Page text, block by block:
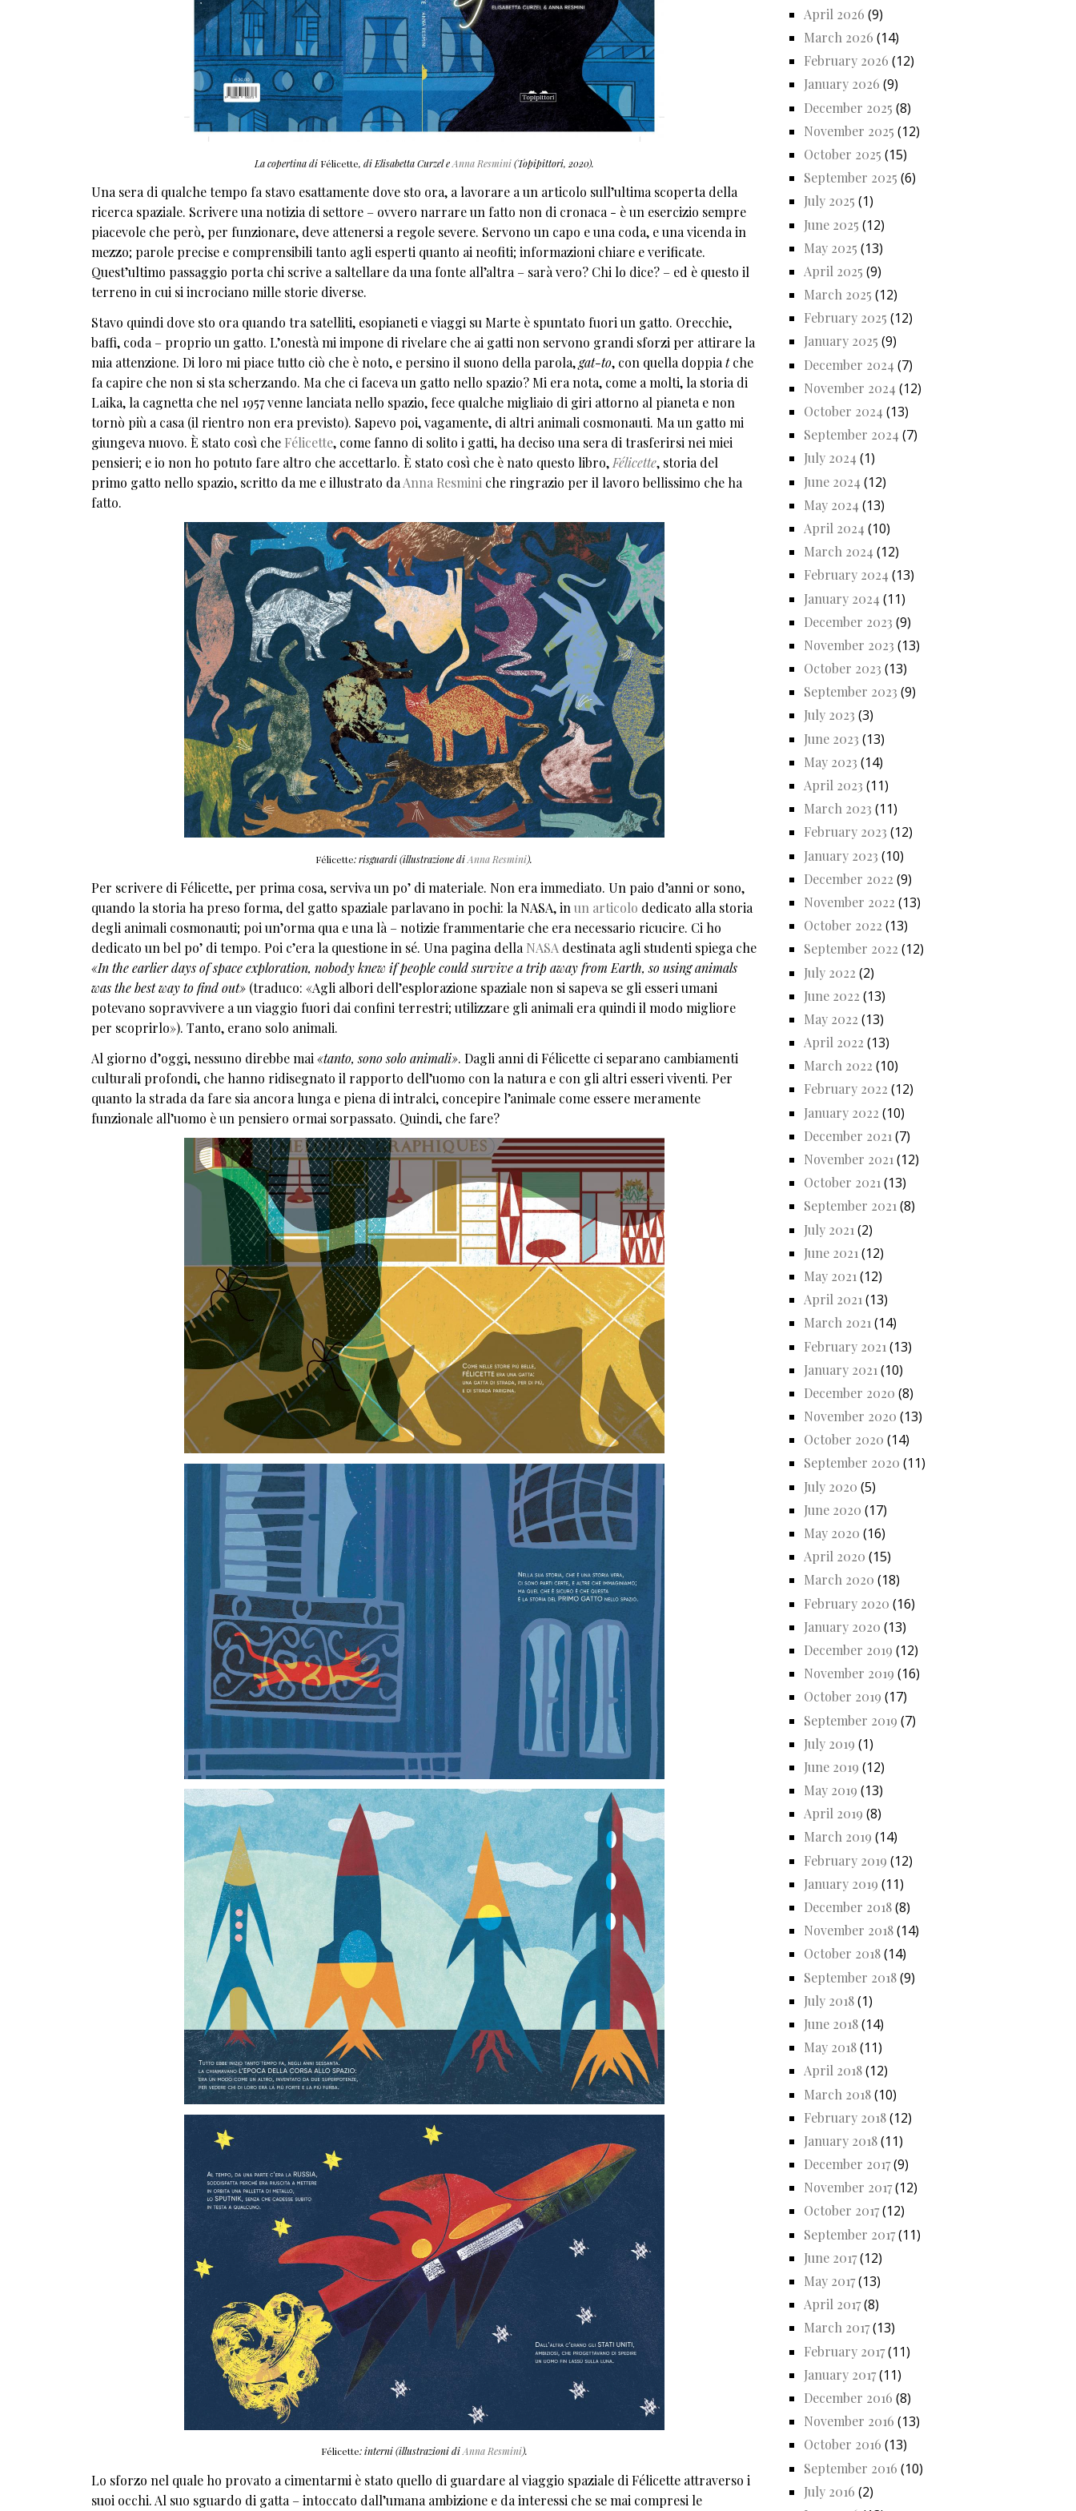
La copertina di Félicette, di Elisabetta Curzel eAnna Resmini(Topipittori, 2020).
Una sera di qualche tempo fa stavo esattamente dove sto ora, a lavorare a un articolo sull’ultima scoperta della
ricerca spaziale. Scrivere una notizia di settore – ovvero narrare un fatto non di cronaca - è un esercizio sempre
piacevole che però, per funzionare, deve attenersi a regole severe. Servono un capo e una coda, e una vicenda in
mezzo; parole precise e comprensibili tanto agli esperti quanto ai neofiti; informazioni chiare e verificate.
Quest’ultimo passaggio porta chi scrive a saltellare da una fonte all’altra – sarà vero? Chi lo dice? – ed è questo il
terreno in cui si incrociano mille storie diverse.
Stavo quindi dove sto ora quando tra satelliti, esopianeti e viaggi su Marte è spuntato fuori un gatto. Orecchie,
baffi, coda – proprio un gatto. L’onestà mi impone di rivelare che ai gatti non servono grandi sforzi per attirare la
mia attenzione. Di loro mi piace tutto ciò che è noto, e persino il suono della parola,gat-to, con quella doppia tche
fa capire che non si sta scherzando. Ma che ci faceva un gatto nello spazio? Mi era nota, come a molti, la storia di
Laika, la cagnetta che nel 1957 venne lanciata nello spazio, fece qualche migliaio di giri attorno al pianeta e non
tornò più a casa (il rientro non era previsto). Sapevo poi, vagamente, di altri animali cosmonauti. Ma un gatto mi
giungeva nuovo. È stato così che Félicette, come fanno di solito i gatti, ha deciso una sera di trasferirsi nei miei
pensieri; e io non ho potuto fare altro che accettarlo. È stato così che è nato questo libro, Félicette, storia del
primo gatto nello spazio, scritto da me e illustrato da Anna Resmini che ringrazio per il lavoro bellissimo che ha
fatto.
Félicette: risguardi (illustrazione diAnna Resmini).
Per scrivere di Félicette, per prima cosa, serviva un po’ di materiale. Non era immediato. Un paio d’anni or sono,
quando la storia ha preso forma, del gatto spaziale parlavano in pochi: la NASA, in un articolo dedicato alla storia
degli animali cosmonauti; poi un’orma qua e una là – notizie frammentarie che era necessario ricucire. Ci ho
dedicato un bel po’ di tempo. Poi c’era la questione in sé. Una pagina della NASA destinata agli studenti spiega che
«In the earlier days of space exploration, nobody knew if people could survive a trip away from Earth, so using animals
was the best way to find out» (traduco: «Agli albori dell’esplorazione spaziale non si sapeva se gli esseri umani
potevano sopravvivere a un viaggio fuori dai confini terrestri; utilizzare gli animali era quindi il modo migliore
per scoprirlo»). Tanto, erano solo animali.
Al giorno d’oggi, nessuno direbbe mai «tanto, sono solo animali». Dagli anni di Félicette ci separano cambiamenti
culturali profondi, che hanno ridisegnato il rapporto dell’uomo con la natura e con gli altri esseri viventi. Per
quanto la strada da fare sia ancora lunga e piena di intralci, concepire l’animale come essere meramente
funzionale all’uomo è un pensiero ormai sorpassato. Quindi, che fare?
Félicette: interni (illustrazioni diAnna Resmini).
Lo sforzo nel quale ho provato a cimentarmi è stato quello di guardare al viaggio spaziale di Félicette attraverso i
suoi occhi. Al suo sguardo di gatta – intoccato dall’umana ambizione e da interessi che se mai compresi le
April 2026 (9)
March 2026 (14)
February 2026 (12)
January 2026 (9)
December 2025 (8)
November 2025 (12)
October 2025 (15)
September 2025 (6)
July 2025 (1)
June 2025 (12)
May 2025 (13)
April 2025 (9)
March 2025 (12)
February 2025 (12)
January 2025 (9)
December 2024 (7)
November 2024 (12)
October 2024 (13)
September 2024 (7)
July 2024 (1)
June 2024 (12)
May 2024 (13)
April 2024 (10)
March 2024 (12)
February 2024 (13)
January 2024 (11)
December 2023 (9)
November 2023 (13)
October 2023 (13)
September 2023 (9)
July 2023 (3)
June 2023 (13)
May 2023 (14)
April 2023 (11)
March 2023 (11)
February 2023 (12)
January 2023 (10)
December 2022 (9)
November 2022 (13)
October 2022 (13)
September 2022 (12)
July 2022 (2)
June 2022 (13)
May 2022 (13)
April 2022 (13)
March 2022 (10)
February 2022 (12)
January 2022 (10)
December 2021 (7)
November 2021 (12)
October 2021(13)
September 2021(8)
July 2021 (2)
June 2021 (12)
May 2021 (12)
April 2021 (13)
March 2021(14)
February 2021 (13)
January 2021 (10)
December 2020 (8)
November 2020 (13)
October 2020 (14)
September 2020 (11)
July 2020 (5)
June 2020 (17)
May 2020 (16)
April 2020 (15)
March 2020 (18)
February 2020 (16)
January 2020 (13)
December 2019 (12)
November 2019 (16)
October 2019 (17)
September 2019 (7)
July 2019 (1)
June 2019 (12)
May 2019 (13)
April 2019 (8)
March 2019 (14)
February 2019 (12)
January 2019 (11)
December 2018(8)
November 2018(14)
October 2018(14)
September 2018(9)
July 2018(1)
June 2018(14)
May 2018(11)
April 2018(12)
March 2018(10)
February 2018(12)
January 2018(11)
December 2017(9)
November 2017(12)
October 2017(12)
September 2017(11)
June 2017(12)
May 2017(13)
April 2017(8)
March 2017(13)
February 2017(11)
January 2017(11)
December 2016 (8)
November 2016 (13)
October 2016 (13)
September 2016 (10)
July 2016 (2)